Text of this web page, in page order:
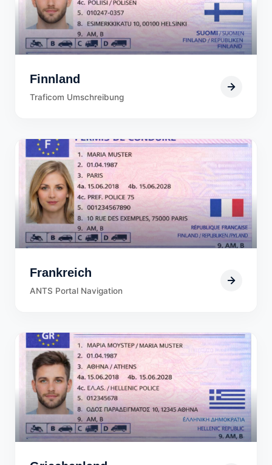
Finnland
Traficom Umschreibung
Frankreich
ANTS Portal Navigation